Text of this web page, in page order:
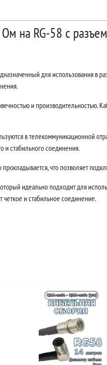
на RG-58 с
для использования в
и производительностью.
в телекоммуникационной
и стабильного соединения.
что позволяет
идеально подходит для
четкое и стабильное соединение.